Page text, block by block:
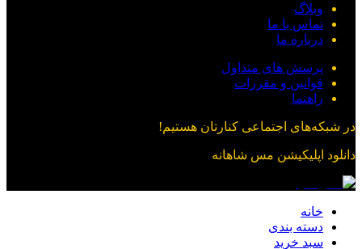
وبلاگ
تماس با ما
درباره ما
پرسش های متداول
قوانین و مقررات
راهنما
در شبکه‌های اجتماعی کنارتان هستیم!
دانلود اپلیکیشن مس شاهانه
خانه
دسته بندی
سبد خرید